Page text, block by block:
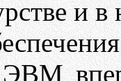
и в
ЭВМ